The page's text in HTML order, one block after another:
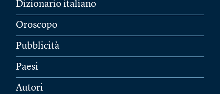
Dizionario italiano
Oroscopo
Pubblicità
Paesi
Autori